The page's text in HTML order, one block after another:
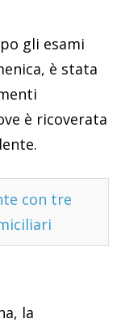
gli esami
è stata
è ricoverata
con tre
la